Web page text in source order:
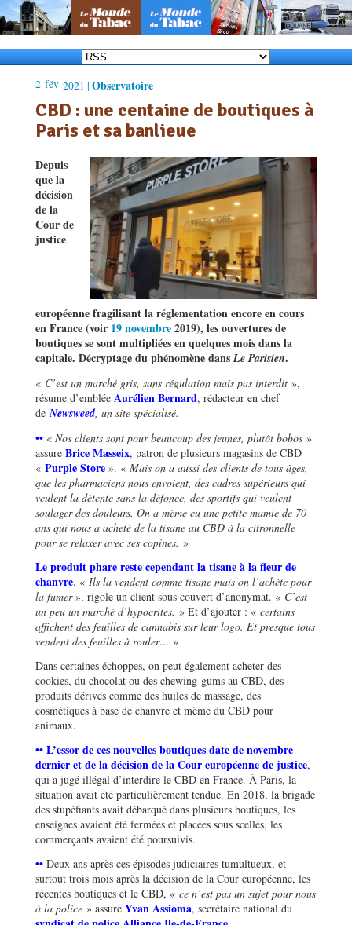
2 fév 2021 | Observatoire
CBD : une centaine de boutiques à
Paris et sa banlieue
Depuis
que la
décision
de la
Cour de
justice
européenne fragilisant la réglementation encore en cours
en France (voir 19 novembre2019), les ouvertures de
boutiques se sont multipliées en quelques mois dans la
capitale. Décryptage du phénomène dansLe Parisien.
« C’est un marché gris, sans régulation mais pas interdit »,
résume d’emblée Aurélien Bernard, rédacteur en chef
deNewsweed, un site spécialisé.
•• « Nos clients sont pour beaucoup des jeunes, plutôt bobos »
assure Brice Masseix, patron de plusieurs magasins de CBD
« Purple Store ». « Mais on a aussi des clients de tous âges,
que les pharmaciens nous envoient, des cadres supérieurs qui
veulent la détente sans la défonce, des sportifs qui veulent
soulager des douleurs. On a même eu une petite mamie de 70
ans qui nous a acheté de la tisane au CBD à la citronnelle
pour se relaxer avec ses copines. »
Le produit phare reste cependant la tisane à la fleur de
chanvre. « Ils la vendent comme tisane mais on l’achète pour
la fumer», rigole un client sous couvert d’anonymat. « C’est
un peu un marché d’hypocrites. » Et d’ajouter : « certains
affichent des feuilles de cannabis sur leur logo. Et presque tous
vendent des feuilles à rouler… »
Dans certaines échoppes, on peut également acheter des
cookies, du chocolat ou des chewing-gums au CBD, des
produits dérivés comme des huiles de massage, des
cosmétiques à base de chanvre et même du CBD pour
animaux.
••L’essor de ces nouvelles boutiques date de novembre
dernier et de la décision de la Cour européenne de justice,
qui a jugé illégal d’interdire le CBD en France. À Paris, la
situation avait été particulièrement tendue. En 2018, la brigade
des stupéfiants avait débarqué dans plusieurs boutiques, les
enseignes avaient été fermées et placées sous scellés, les
commerçants avaient été poursuivis.
•• Deux ans après ces épisodes judiciaires tumultueux, et
surtout trois mois après la décision de la Cour européenne, les
récentes boutiques et le CBD, « ce n’est pas un sujet pour nous
à la police » assure Yvan Assioma, secrétaire national du